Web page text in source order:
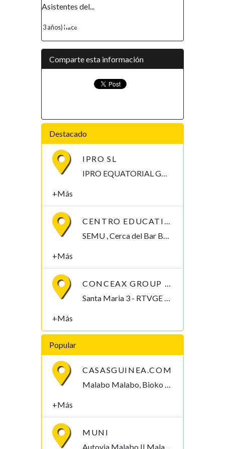
de la mujer, ha...
4 años) hace
Comparte esta información
Destacado
IPRO SL
+Más
+Más
+Más
Popular
CASASGUINEA.COM
Malabo Malabo, Bioko Norte , Guinea Ecuatorial
+Más
MUNI
Autovia Malabo II Malabo, Bioko Norte , Guinea Ecuatorial